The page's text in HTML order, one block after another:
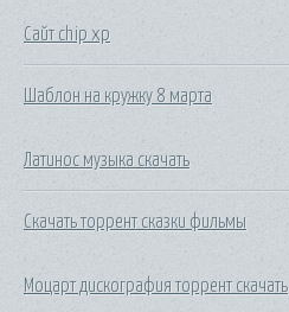
Сайт chip xp
Шаблон на кружку 8 марта
Латинос музыка скачать
Скачать торрент сказки фильмы
Моцарт дискография торрент скачать